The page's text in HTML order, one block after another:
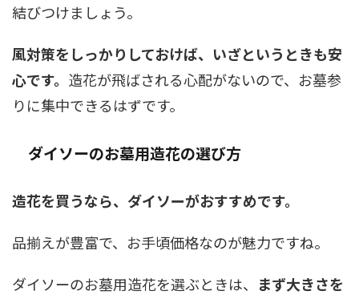
結びつけましょう。
風対策をしっかりしておけば、いざというときも安
心です。 造花が飛ばされる心配がないので、お墓参
りに集中できるはずです。
ダイソーのお墓用造花の選び方
造花を買うなら、ダイソーがおすすめです。
品揃えが豊富で、お手頃価格なのが魅力ですね。
ダイソーのお墓用造花を選ぶときは、
まず大きさを